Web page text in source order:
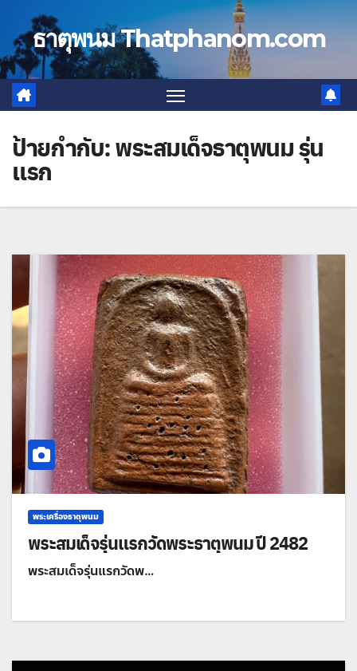
contentธาตุพนม Thatphanom.com
ป้ายกำกับ:พระสมเด็จธาตุพนม รุ่น
แรก
พระเครื่องธาตุพนม
พระสมเด็จรุ่นแรกวัดพระธาตุพนม ปี 2482
พระสมเด็จรุ่นแรกวัดพ…